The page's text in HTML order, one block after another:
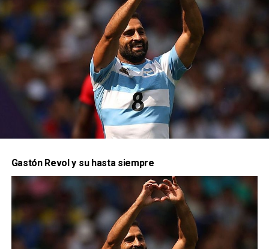
me dijo medalla o
yeso”
¿Como viviste los Juegos Olímpicos desde
adentro?
En particular en este juego, comparado con los
otros que estuviste, como lo viste?
Gastón Revol y su hasta siempre